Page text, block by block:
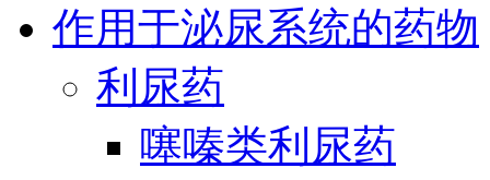
作用于泌尿系统的药物
利尿药
噻嗪类利尿药